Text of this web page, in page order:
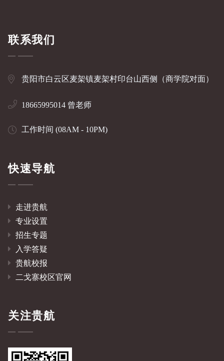
联系我们
贵阳市白云区麦架镇麦架村印台山西侧（商学院对面）
18665995014 曾老师
工作时间 (08AM - 10PM)
快速导航
走进贵航
专业设置
招生专题
入学答疑
贵航校报
二戈寨校区官网
关注贵航